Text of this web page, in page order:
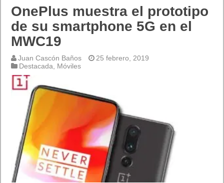
OnePlus muestra el prototipo
de su smartphone 5G en el
MWC19
Juan Cascón Baños
25 febrero, 2019
Destacada, Móviles